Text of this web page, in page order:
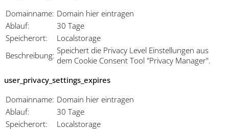
Domainname: Domain hier eintragen
Ablauf:
30 Tage
Speicherort:
Localstorage
Beschreibung: Speichert die Privacy Level Einstellungen aus
dem Cookie Consent Tool "Privacy Manager".
user_privacy_settings_expires
Domainname: Domain hier eintragen
Ablauf:
30 Tage
Speicherort:
Localstorage